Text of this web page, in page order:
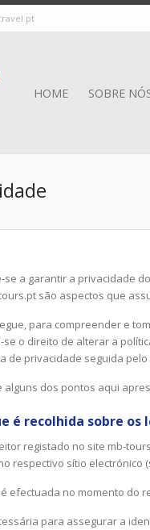
HOME SOBRE
se a garantir a privacidade
são aspectos que
para compreender e
o direito de alterar a
de privacidade seguida
dos pontos aqui
é recolhida sobre
registado no site mb-
respectivo sítio electrónico
efectuada no momento do
para assegurar a